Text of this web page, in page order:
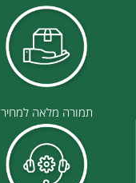
תמורה מלאה למחיר